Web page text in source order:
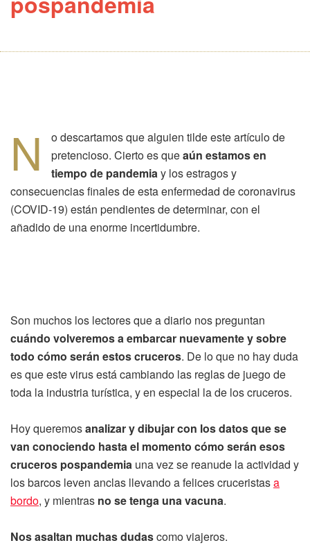
N
o descartamos que alguien tilde este artículo de
pretencioso. Cierto es queaún estamos en
tiempo de pandemiay los estragos y
consecuencias finales de esta enfermedad de coronavirus
(COVID-19) están pendientes de determinar, con el
añadido de una enorme incertidumbre.
Son muchos los lectores que a diario nos preguntan
cuándo volveremos a embarcar nuevamente y sobre
todo cómo serán estos cruceros. De lo que no hay duda
es que este virus está cambiando las reglas de juego de
toda la industria turística, y en especial la de los cruceros.
Hoy queremosanalizar y dibujar con los datos que se
van conociendo hasta el momento cómo serán esos
cruceros pospandemia una vez se reanude la actividad y
los barcos leven anclas llevando a felices cruceristasa
bordo, y mientras no se tenga una vacuna.
Nos asaltan muchas dudascomo viajeros.